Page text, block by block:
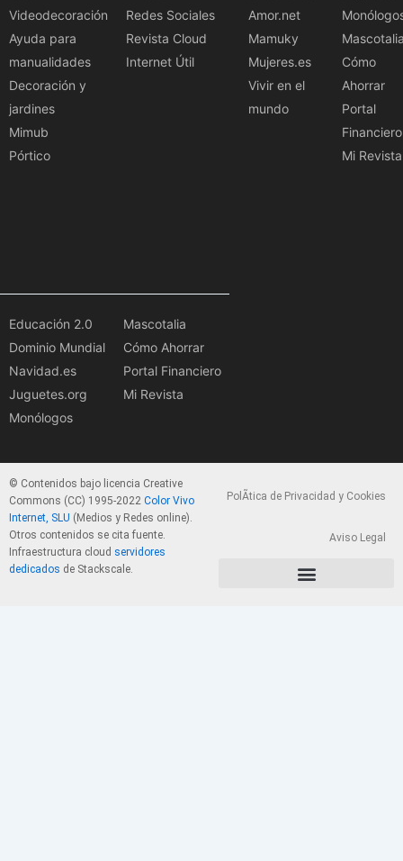
Videodecoración
Ayuda para
manualidades
Decoración y
jardines
Mimub
Pórtico
Redes Sociales
Revista Cloud
Internet Útil
Amor.net
Mamuky
Mujeres.es
Vivir en el
mundo
Cómo
Ahorrar
Portal
Financiero
Mi Revista
Educación 2.0
Dominio Mundial
Navidad.es
Juguetes.org
Monólogos
Mascotalia
Cómo Ahorrar
Portal Financiero
Mi Revista
© Contenidos bajo licencia Creative
Commons (CC) 1995-2022 Color Vivo
Internet, SLU (Medios y Redes online).
Otros contenidos se cita fuente.
Infraestructura cloud servidores
dedicados de Stackscale.
PolÃ­tica de Privacidad y Cookies
Aviso Legal